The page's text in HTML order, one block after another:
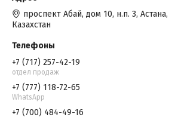
проспект Абай, дом 10, н.п. 3, Астана,
Казахстан
+7 (717) 257-42-19
отдел продаж
+7 (777) 118-72-65
WhatsApp
+7 (700) 484-49-16